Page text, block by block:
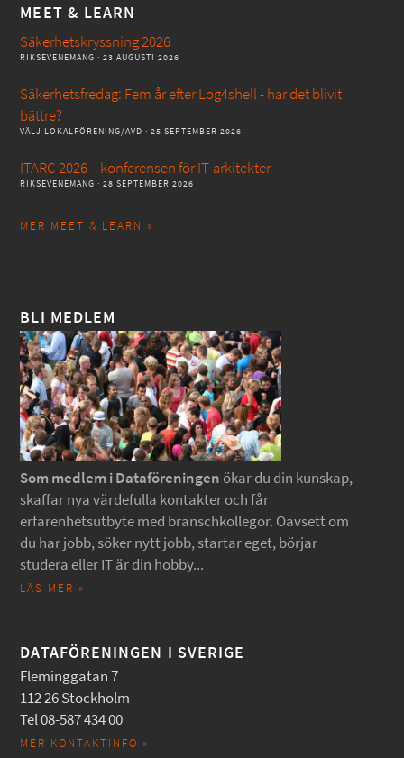
MEET & LEARN
Säkerhetskryssning 2026
RIKSEVENEMANG · 23 AUGUSTI 2026
Säkerhetsfredag: Fem år efter Log4shell - har det blivit
bättre?
VÄLJ LOKALFÖRENING/AVD · 25 SEPTEMBER 2026
ITARC 2026 – konferensen för IT-arkitekter
RIKSEVENEMANG · 28 SEPTEMBER 2026
MER MEET & LEARN »
BLI MEDLEM
Som medlem i Dataföreningen ökar du din kunskap,
skaffar nya värdefulla kontakter och får
erfarenhetsutbyte med branschkollegor. Oavsett om
du har jobb, söker nytt jobb, startar eget, börjar
studera eller IT är din hobby...
LÄS MER »
DATAFÖRENINGEN I SVERIGE
Fleminggatan 7
112 26 Stockholm
Tel 08-587 434 00
MER KONTAKTINFO »